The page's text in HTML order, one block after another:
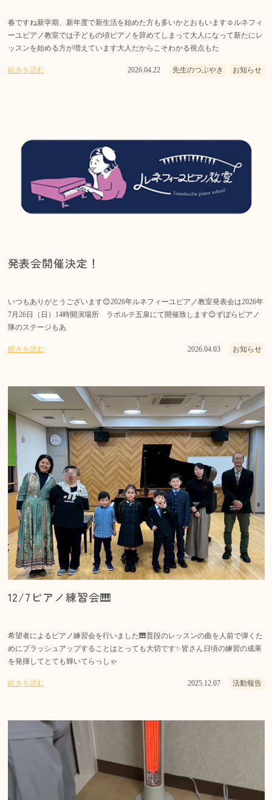
春ですね新学期、新年度で新生活を始めた方も多いかとおもいます☺️ルネフィ
ーユピアノ教室では子どもの頃ピアノを辞めてしまって大人になって新たにレ
ッスンを始める方が増えています大人だからこそわかる視点もた
続きを読む 2026.04.22 先生のつぶやき お知らせ
発表会開催決定！
いつもありがとうございます😊2026年ルネフィーユピアノ教室発表会は2026年
7月26日（日）14時開演場所 ラポルテ五泉にて開催致します😊ずぼらピアノ
隊のステージもあ
続きを読む 2026.04.03 お知らせ
12/7ピアノ練習会🎹
希望者によるピアノ練習会を行いました🎹普段のレッスンの曲を人前で弾くた
めにブラッシュアップすることはとっても大切です✨皆さん日頃の練習の成果
を発揮してとても輝いてらっしゃ
続きを読む 2025.12.07 活動報告